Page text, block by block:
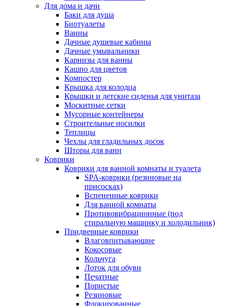
Для дома и дачи
Баки для душа
Биотуалеты
Ванны
Дачные душевые кабины
Дачные умывальники
Карнизы для ванны
Кашпо для цветов
Компостер
Крышка для колодца
Крышки и детские сиденья для унитаза
Москитные сетки
Мусорные контейнеры
Строительные носилки
Теплицы
Чехлы для гладильных досок
Шторы для ванн
Коврики
Коврики для ванной комнаты и туалета
SPA-коврики (резиновые на
присосках)
Вспененные коврики
Для ванной комнаты
Противовибрационные (под
стиральную машинку и холодильник)
Придверные коврики
Влаговпитывающие
Кокосовые
Кольчуга
Лоток для обуви
Печатные
Пористые
Резиновые
Флокированные